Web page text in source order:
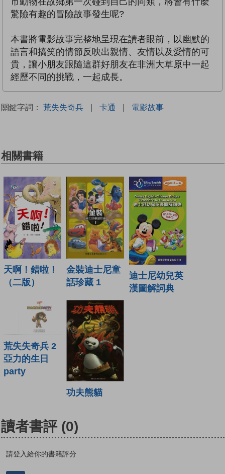
驚險有趣的冒險故事發生呢?
本書將電影故事完整地呈現在讀者眼前，以幽默的
語言和搞笑的情節反映出親情、友情以及愛情的可
貴，讓小朋友跟隨這群好朋友在非洲大草原中一起
經歷不同的挑戰，一起成長。
關鍵字詞： 荒失失奇兵 | 卡通 | 電影故事
相關書籍
天啊！錯啦！
（二版）
金裝迪士尼童
話珍藏 1
迪士尼幼兒英
漢圖解詞典
荒失失奇兵 2
亞力的生日
party
功夫熊貓
讀者書評 (0)
請登入給你的書籍評分